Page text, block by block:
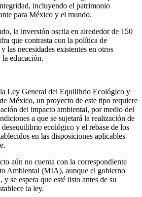
incluyendo el patrimonio
para México y el mundo.
la inversión oscila en alrededor de 150
que contrasta con la política de
las necesidades existentes en otros
la educación.
Ley General del Equilibrio Ecológico y
México, un proyecto de este tipo requiere
del impacto ambiental, por medio del
a que se sujetará la realización de
ecológico y el rebase de los
en las disposiciones aplicables
aún no cuenta con la correspondiente
Ambiental (MIA), aunque el gobierno
se espera que esté listo antes de su
la ley.